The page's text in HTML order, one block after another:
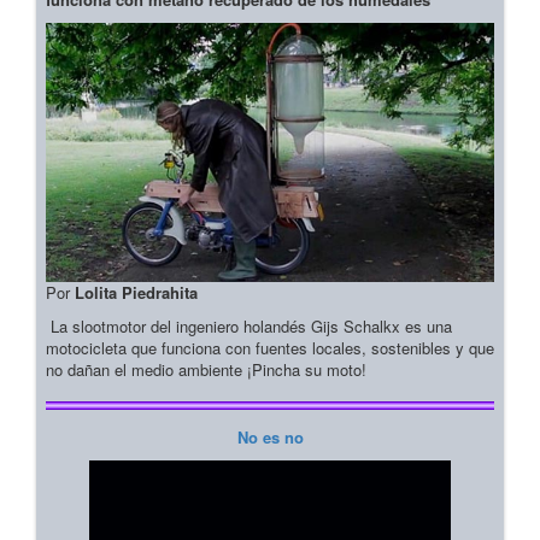
Por Lolita Piedrahita
La slootmotor del ingeniero holandés Gijs Schalkx es una
motocicleta que funciona con fuentes locales, sostenibles y que
no dañan el medio ambiente ¡Pincha su moto!
No es no